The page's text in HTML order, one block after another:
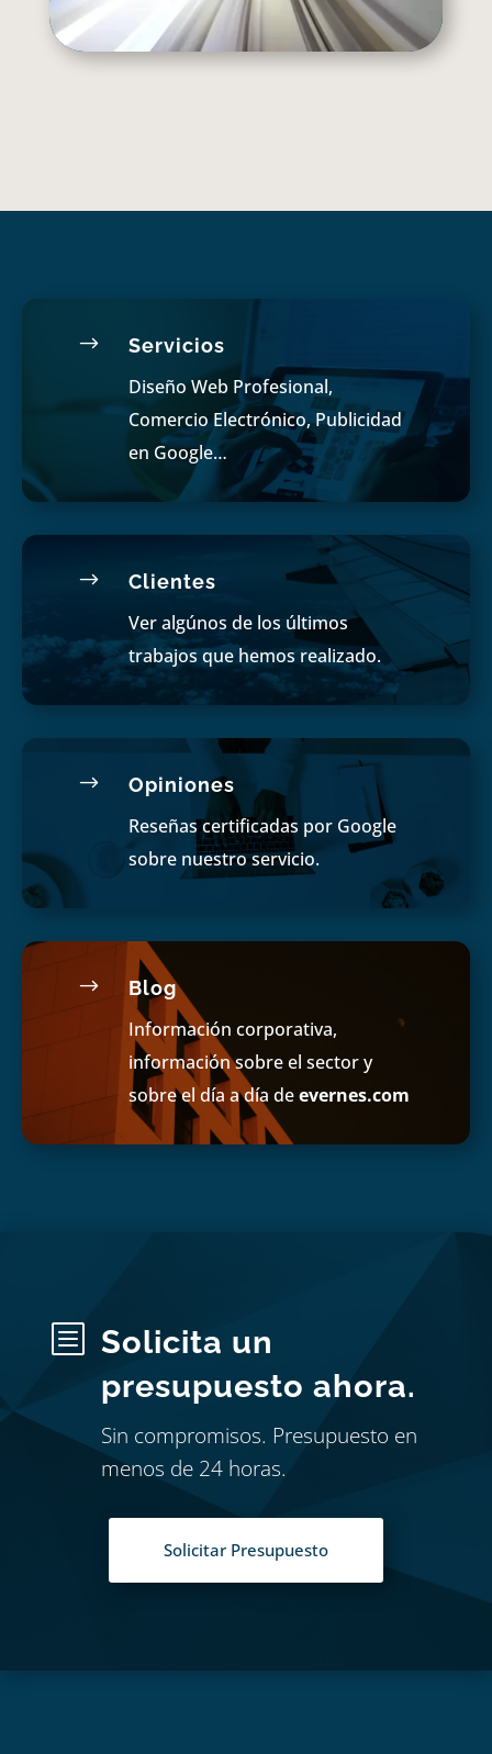
$ Servicios
Diseño Web Profesional,
Comercio Electrónico, Publicidad
en Google…
$ Clientes
Ver algúnos de los últimos
trabajos que hemos realizado.
$ Opiniones
Reseñas certificadas por Google
sobre nuestro servicio.
$ Blog
Información corporativa,
información sobre el sector y
sobre el día a día deevernes.com
b
Solicita un
presupuesto ahora.
Sin compromisos. Presupuesto en
menos de 24 horas.
Solicitar Presupuesto